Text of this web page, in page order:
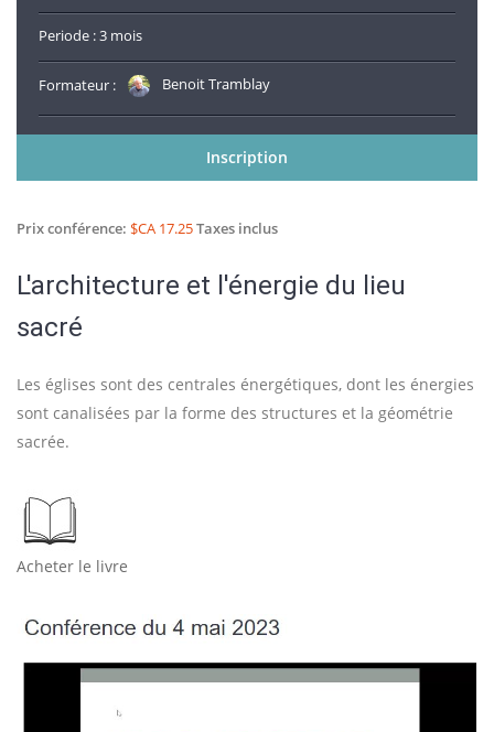
Periode : 3 mois
Formateur : Benoit Tramblay
Inscription
Prix conférence: $CA 17.25Taxes inclus
L'architecture et l'énergie du lieu
sacré
Les églises sont des centrales énergétiques, dont les énergies
sont canalisées par la forme des structures et la géométrie
sacrée.
Acheter le livre